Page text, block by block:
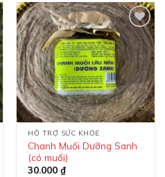
Add to
wishlist
HỖ TRỢ SỨC KHỎE
Chanh Muối Dưỡng Sanh
(có muối)
30.000₫